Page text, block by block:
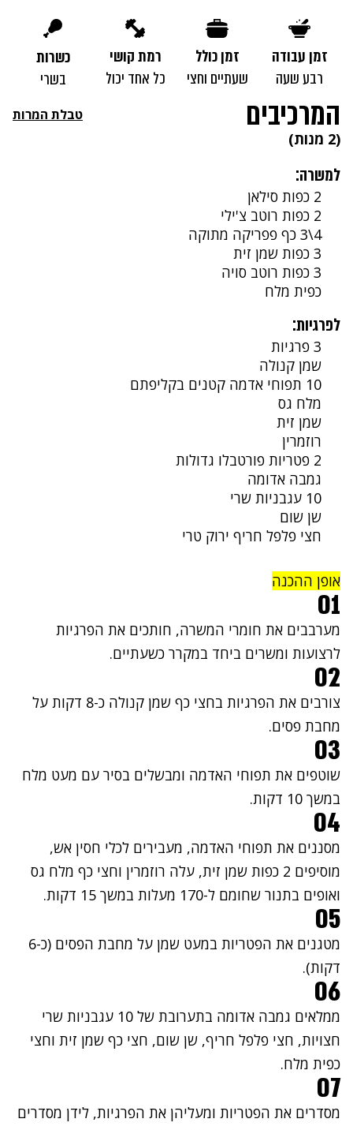
זמן עבודה
רבע שעה
זמן כולל
שעתיים וחצי
רמת קושי
כל אחד יכול
כשרות
בשרי
המרכיבים טבלת המרות
(2 מנות)
למשרה:
2 כפות סילאן
2 כפות רוטב צ'ילי
4\3 כף פפריקה מתוקה
3 כפות שמן זית
3 כפות רוטב סויה
כפית מלח
לפרגיות:
3 פרגיות
שמן קנולה
10 תפוחי אדמה קטנים בקליפתם
מלח גס
שמן זית
רוזמרין
2 פטריות פורטבלו גדולות
גמבה אדומה
10 עגבניות שרי
שן שום
חצי פלפל חריף ירוק טרי
אופן ההכנה
01
מערבבים את חומרי המשרה, חותכים את הפרגיות
לרצועות ומשרים ביחד במקרר כשעתיים.
02
צורבים את הפרגיות בחצי כף שמן קנולה כ-8 דקות על
מחבת פסים.
03
שוטפים את תפוחי האדמה ומבשלים בסיר עם מעט מלח
במשך 10 דקות.
04
מסננים את תפוחי האדמה, מעבירים לכלי חסין אש,
מוסיפים 2 כפות שמן זית, עלה רוזמרין וחצי כף מלח גס
ואופים בתנור שחומם ל-170 מעלות במשך 15 דקות.
05
מטגנים את הפטריות במעט שמן על מחבת הפסים (כ-6
דקות).
06
ממלאים גמבה אדומה בתערובת של 10 עגבניות שרי
חצויות, חצי פלפל חריף, שן שום, חצי כף שמן זית וחצי
כפית מלח.
07
מסדרים את הפטריות ומעליהן את הפרגיות, לידן מסדרים